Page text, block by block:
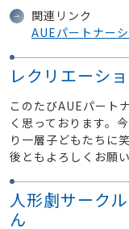
関連リンク
AUEパートナー
レクリエーシ
このたびAUEパート
く思っております。
り一層子どもたちに
後ともよろしくお願い
人形劇サーク
ん